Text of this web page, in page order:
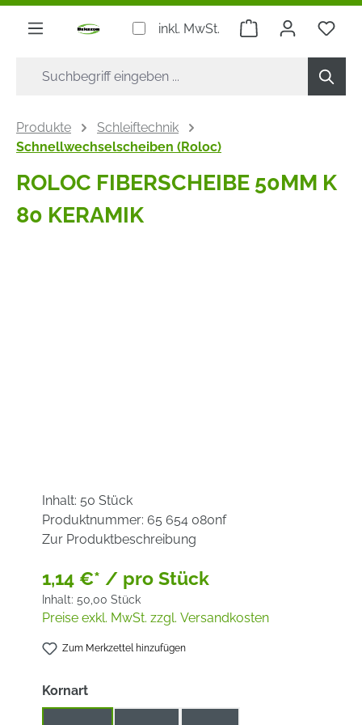
springen
inkl. MwSt. Warenkorb
Produkte
Schleiftechnik
Schnellwechselscheiben (Roloc)
ROLOC FIBERSCHEIBE 50MM K
80 KERAMIK
Inhalt: 50 Stück
Produktnummer: 65 654 080nf
Zur Produktbeschreibung
1,14 €* / pro Stück
Inhalt: 50,00 Stück
Preise exkl. MwSt. zzgl. Versandkosten
Zum Merkzettel hinzufügen
Kornartauswählen